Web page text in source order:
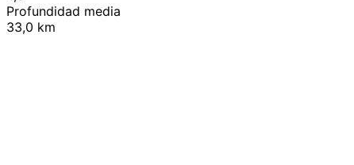
Profundidad media
33,0 km